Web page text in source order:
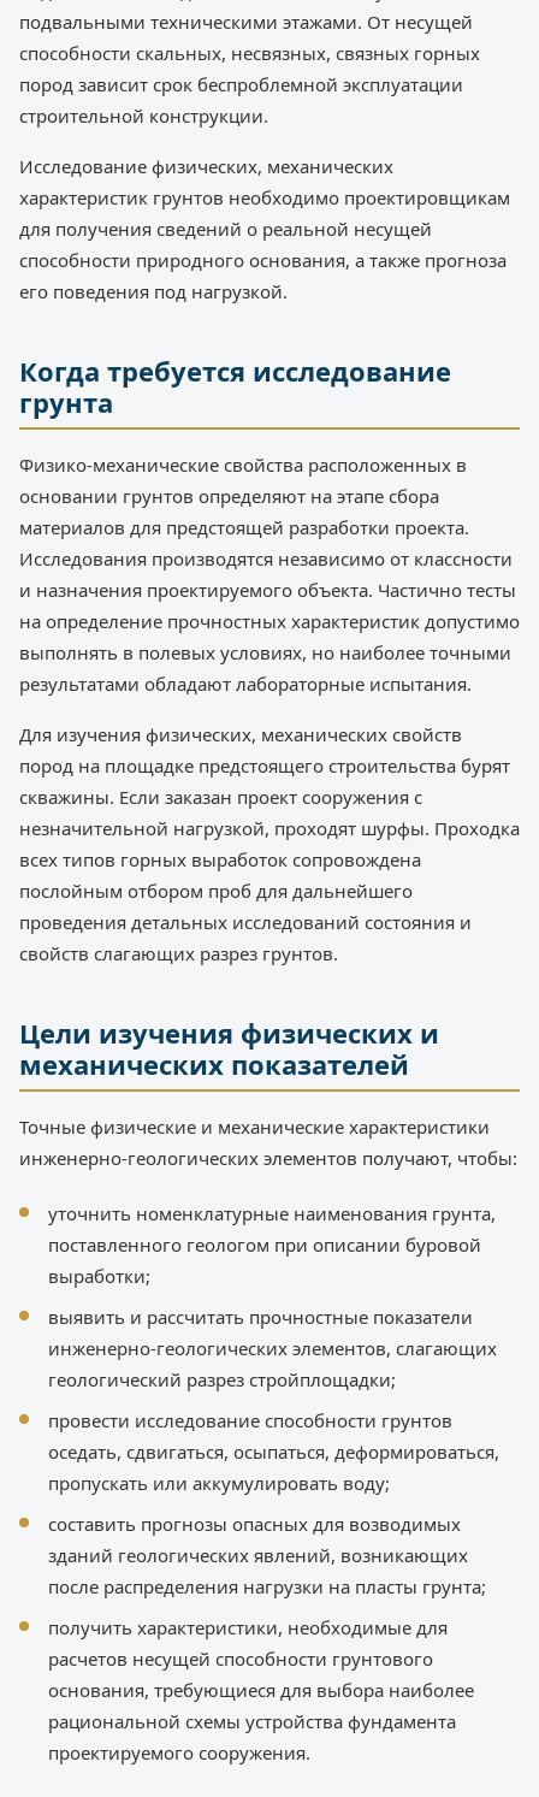
подвальными техническими этажами. От несущей
способности скальных, несвязных, связных горных
пород зависит срок беспроблемной эксплуатации
строительной конструкции.
Исследование физических, механических
характеристик грунтов необходимо проектировщикам
для получения сведений о реальной несущей
способности природного основания, а также прогноза
его поведения под нагрузкой.
Когда требуется исследование
грунта
Физико-механические свойства расположенных в
основании грунтов определяют на этапе сбора
материалов для предстоящей разработки проекта.
Исследования производятся независимо от классности
и назначения проектируемого объекта. Частично тесты
на определение прочностных характеристик допустимо
выполнять в полевых условиях, но наиболее точными
результатами обладают лабораторные испытания.
Для изучения физических, механических свойств
пород на площадке предстоящего строительства бурят
скважины. Если заказан проект сооружения с
незначительной нагрузкой, проходят шурфы. Проходка
всех типов горных выработок сопровождена
послойным отбором проб для дальнейшего
проведения детальных исследований состояния и
свойств слагающих разрез грунтов.
Цели изучения физических и
механических показателей
Точные физические и механические характеристики
инженерно-геологических элементов получают, чтобы:
уточнить номенклатурные наименования грунта,
поставленного геологом при описании буровой
выработки;
выявить и рассчитать прочностные показатели
инженерно-геологических элементов, слагающих
геологический разрез стройплощадки;
провести исследование способности грунтов
оседать, сдвигаться, осыпаться, деформироваться,
пропускать или аккумулировать воду;
составить прогнозы опасных для возводимых
зданий геологических явлений, возникающих
после распределения нагрузки на пласты грунта;
получить характеристики, необходимые для
расчетов несущей способности грунтового
основания, требующиеся для выбора наиболее
рациональной схемы устройства фундамента
проектируемого сооружения.